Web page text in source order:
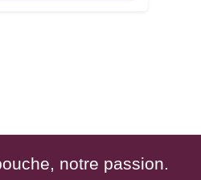
notre passion.